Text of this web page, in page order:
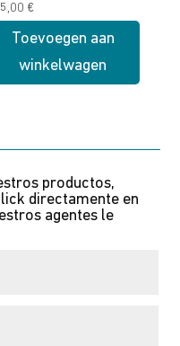
€
Toevoegen aan
winkelwagen
productos,
directamente en
agentes le